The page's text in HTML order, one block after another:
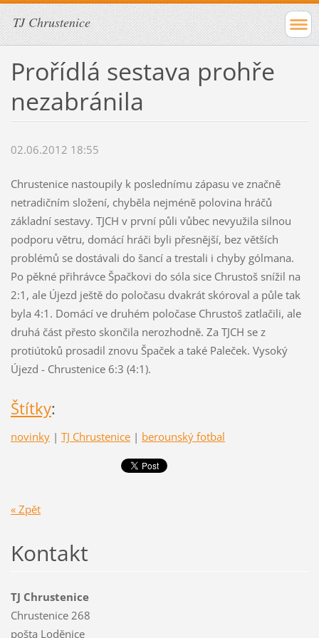
TJ Chrustenice
Prořídlá sestava prohře
nezabránila
02.06.2012 18:55
Chrustenice nastoupily k poslednímu zápasu ve značně
netradičním složení, chyběla nejméně polovina hráčů
základní sestavy. TJCH v první půli vůbec nevyužila silnou
podporu větru, domácí hráči byli přesnější, bez větších
problémů se dostávali do šancí a trestali i chyby gólmana.
Po pěkné přihrávce Špačkovi do sóla sice Chrustoš snížil na
2:1, ale Újezd ještě do poločasu dvakrát skóroval a půle tak
byla 4:1. Domácí ve druhém poločase Chrustoš zatlačili, ale
druhá část přesto skončila nerozhodně. Za TJCH se z
protiútoků prosadil znovu Špaček a také Paleček. Vysoký
Újezd - Chrustenice 6:3 (4:1).
Štítky:
novinky | TJ Chrustenice | berounský fotbal
« Zpět
Kontakt
TJ Chrustenice
Chrustenice 268
pošta Loděnice